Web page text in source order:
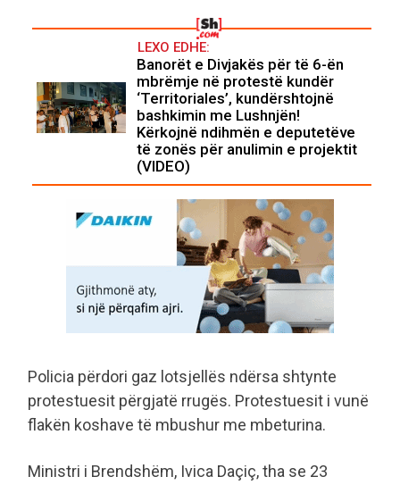
LEXO EDHE:
Banorët e Divjakës për të 6-ën
mbrëmje në protestë kundër
‘Territoriales’, kundërshtojnë
bashkimin me Lushnjën!
Kërkojnë ndihmën e deputetëve
të zonës për anulimin e projektit
(VIDEO)
Policia përdori gaz lotsjellës ndërsa shtynte
protestuesit përgjatë rrugës. Protestuesit i vunë
flakën koshave të mbushur me mbeturina.
Ministri i Brendshëm, Ivica Daçiç, tha se 23